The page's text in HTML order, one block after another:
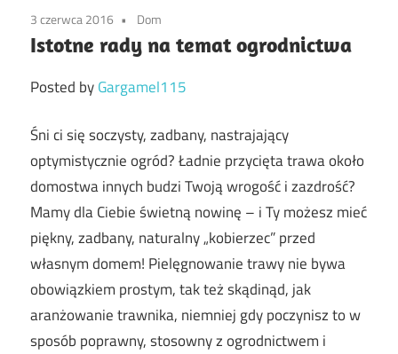
3 czerwca 2016 Dom
Istotne rady na temat ogrodnictwa
Posted byGargamel115
Śni ci się soczysty, zadbany, nastrajający
optymistycznie ogród? Ładnie przycięta trawa około
domostwa innych budzi Twoją wrogość i zazdrość?
Mamy dla Ciebie świetną nowinę – i Ty możesz mieć
piękny, zadbany, naturalny „kobierzec” przed
własnym domem! Pielęgnowanie trawy nie bywa
obowiązkiem prostym, tak też skądinąd, jak
aranżowanie trawnika, niemniej gdy poczynisz to w
sposób poprawny, stosowny z ogrodnictwem i